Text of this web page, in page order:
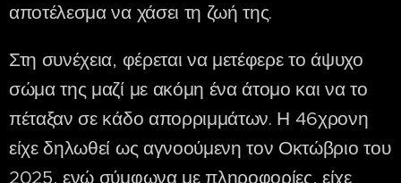
αποτέλεσμα να χάσει τη ζωή της.
Στη συνέχεια, φέρεται να μετέφερε το άψυχο
σώμα της μαζί με ακόμη ένα άτομο και να το
πέταξαν σε κάδο απορριμμάτων. Η 46χρονη
είχε δηλωθεί ως αγνοούμενη τον Οκτώβριο του
2025, ενώ σύμφωνα με πληροφορίες, είχε